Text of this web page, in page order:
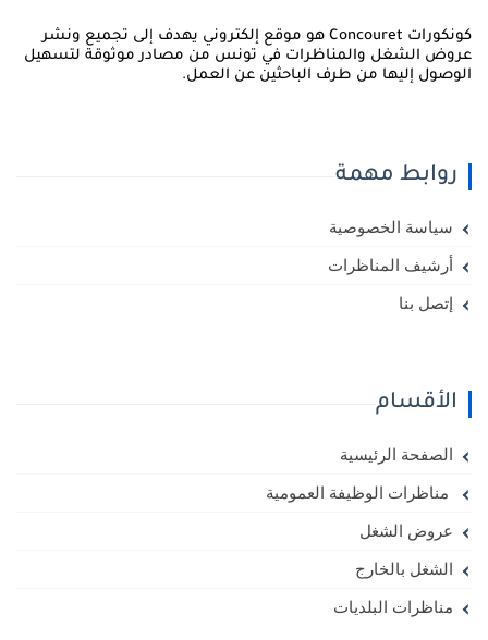
كونكورات Concouret هو موقع إلكتروني يهدف إلى تجميع ونشر
الشغل والمناظرات في تونس من مصادر موثوقة لتسهيل
إليها من طرف الباحثين عن العمل.
روابط مهمة
سياسة الخصوصية
أرشيف المناظرات
إتصل بنا
الأقسام
الصفحة الرئيسية
مناظرات الوظيفة العمومية
عروض الشغل
الشغل بالخارج
مناظرات البلديات